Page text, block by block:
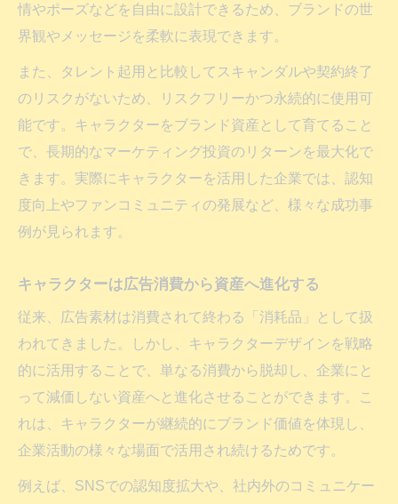
フリーランス依頼と制作会社依頼の価格構
個人依頼と企業依頼で変わるキャラデザ相
場
依頼先ごとに異なる修正回数や条件を確認
キャラクターデザイン依頼後の資産運用術
キャラクターデザイン依頼からの長期活用
術
各種媒体でのキャラクター展開成功事例
社内外への共通言語化でブランド強化
キャラクターデザイン依頼後の改善と分析
法
情やポーズなどを自由に設計できるため、ブランドの世
界観やメッセージを柔軟に表現できます。
また、タレント起用と比較してスキャンダルや契約終了
のリスクがないため、リスクフリーかつ永続的に使用可
能です。キャラクターをブランド資産として育てること
で、長期的なマーケティング投資のリターンを最大化で
きます。実際にキャラクターを活用した企業では、認知
度向上やファンコミュニティの発展など、様々な成功事
例が見られます。
キャラクターは広告消費から資産へ進化する
従来、広告素材は消費されて終わる「消耗品」として扱
われてきました。しかし、キャラクターデザインを戦略
的に活用することで、単なる消費から脱却し、企業にと
って減価しない資産へと進化させることができます。こ
れは、キャラクターが継続的にブランド価値を体現し、
企業活動の様々な場面で活用され続けるためです。
例えば、SNSでの認知度拡大や、社内外のコミュニケー